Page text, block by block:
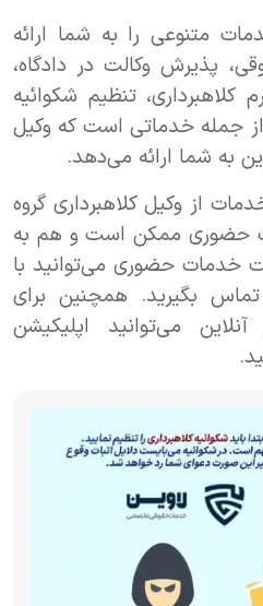
متنوعی را به شما ارائه
پذیرش وکالت در دادگاه،
تنظیم شکوائیه
از جمله خدماتی است که وکیل
به شما ارائه می‌دهد.
از وکیل کلاهبرداری گروه
حضوری ممکن است و هم به
خدمات حضوری می‌توانید با
بگیرید. همچنین برای
می‌توانید اپلیکیشن